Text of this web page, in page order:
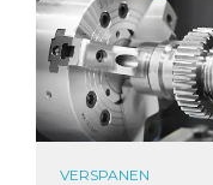
VERSPANEN